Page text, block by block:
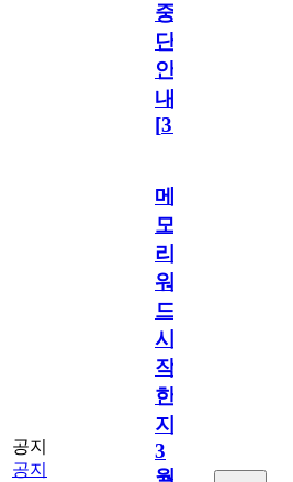
중
단
안
내
[31
공지
공지
메
모
리
워
드
시
작
한
지
3
월